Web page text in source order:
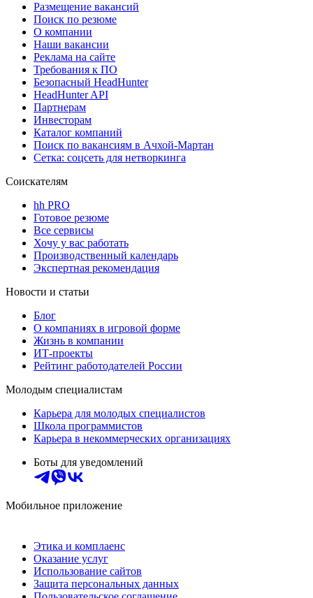
Размещение вакансий
Поиск по резюме
О компании
Наши вакансии
Реклама на сайте
Требования к ПО
Безопасный HeadHunter
HeadHunter API
Партнерам
Инвесторам
Каталог компаний
Поиск по вакансиям в Ачхой-Мартан
Сетка: соцсеть для нетворкинга
Соискателям
hh PRO
Готовое резюме
Все сервисы
Хочу у вас работать
Производственный календарь
Экспертная рекомендация
Новости и статьи
Блог
О компаниях в игровой форме
Жизнь в компании
ИТ-проекты
Рейтинг работодателей России
Молодым специалистам
Карьера для молодых специалистов
Школа программистов
Карьера в некоммерческих организациях
Боты для уведомлений
Мобильное приложение
Этика и комплаенс
Оказание услуг
Использование сайтов
Защита персональных данных